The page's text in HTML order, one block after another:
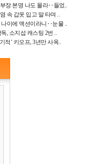
장 본명 나도 몰라‥들었..
속 갑옷 입고 말 타며 ..
나이에 액션이라니‥눈물 ..
독, 소지섭 캐스팅 2번 ..
적’ 키오프, 3년만 사옥..